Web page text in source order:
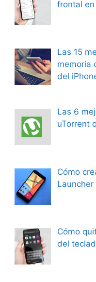
frontal en
Las 15
memoria
del
Las 6
uTorrent
Cómo
Launcher
Cómo
del